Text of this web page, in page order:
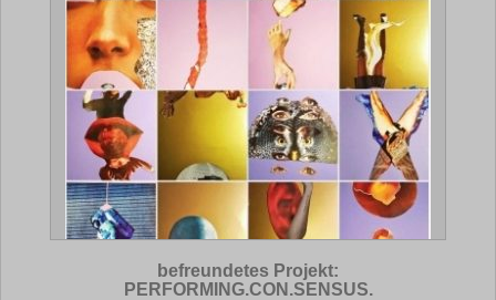
befreundetes Projekt:
PERFORMING.CON.SENSUS.